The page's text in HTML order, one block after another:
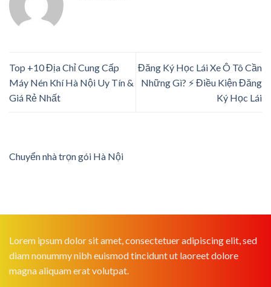
Top +10 Địa Chỉ Cung Cấp
Máy Nén Khí Hà Nội Uy Tín &
Giá Rẻ Nhất
Đăng Ký Học Lái Xe Ô Tô Cần
Những Gì? ⚡ Điều Kiện Đăng
Ký Học Lái
Chuyển nhà trọn gói Hà Nội
Lorem ipsum dolor sit amet, consectetuer adipiscing elit, sed
diam nonummy nibh euismod tincidunt ut laoreet dolore
magna aliquam erat volutpat.